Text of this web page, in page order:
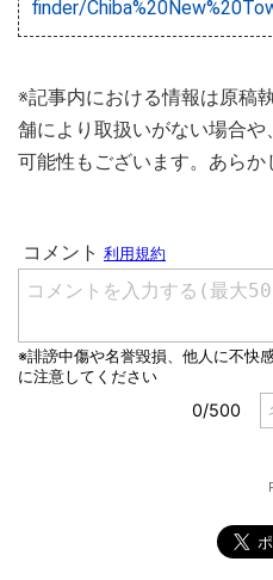
finder/
※記事内における情報は原稿
舗により取扱いがない場合
可能性もございます。あらか